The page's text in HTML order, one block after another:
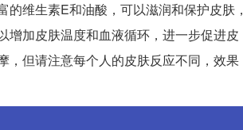
维生素E和油酸，可以滋润和保护皮肤，
增加皮肤温度和血液循环，进一步促进皮
，但请注意每个人的皮肤反应不同，效果